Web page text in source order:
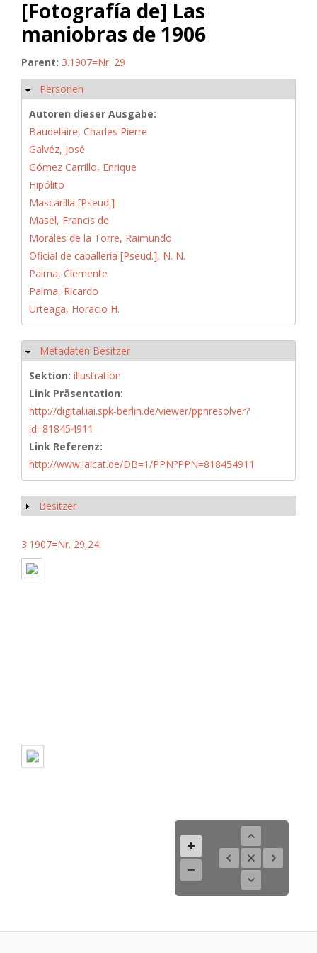
[Fotografía de] Las
maniobras de 1906
Parent: 3.1907=Nr. 29
Ausblenden
Personen
Autoren dieser Ausgabe:
Baudelaire, Charles Pierre
Galvéz, José
Gómez Carrillo, Enrique
Hipólito
Mascarilla [Pseud.]
Masel, Francis de
Morales de la Torre, Raimundo
Oficial de caballería [Pseud.], N. N.
Palma, Clemente
Palma, Ricardo
Urteaga, Horacio H.
Ausblenden
Metadaten Besitzer
Sektion: illustration
Link Präsentation:
http://digital.iai.spk-berlin.de/viewer/ppnresolver?
id=818454911
Link Referenz:
http://www.iaicat.de/DB=1/PPN?PPN=818454911
Anzeigen
Besitzer
3.1907=Nr. 29,24